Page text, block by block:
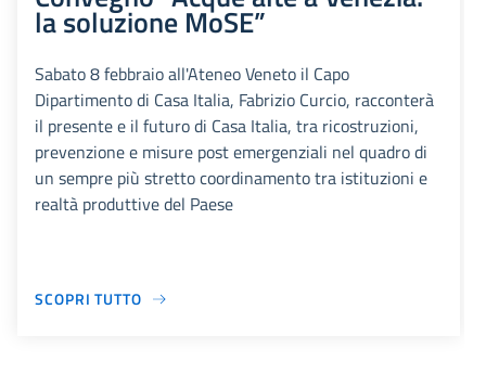
la soluzione MoSE”
Sabato 8 febbraio all'Ateneo Veneto il Capo
Dipartimento di Casa Italia, Fabrizio Curcio, racconterà
il presente e il futuro di Casa Italia, tra ricostruzioni,
prevenzione e misure post emergenziali nel quadro di
un sempre più stretto coordinamento tra istituzioni e
realtà produttive del Paese
SCOPRI TUTTO